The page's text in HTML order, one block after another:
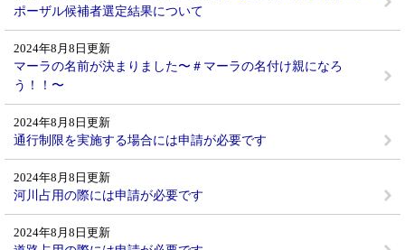
ポーザル候補者選定結果について
2024年8月8日更新
マーラの名前が決まりました〜＃マーラの名付け親になろ
う！！〜
2024年8月8日更新
通行制限を実施する場合には申請が必要です
2024年8月8日更新
河川占用の際には申請が必要です
2024年8月8日更新